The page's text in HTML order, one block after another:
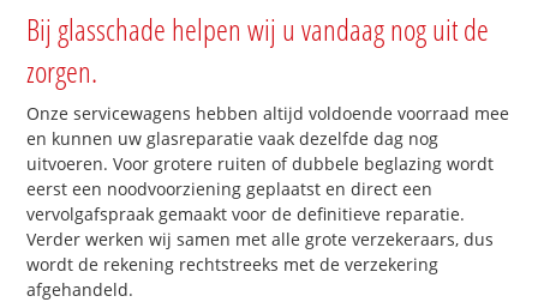
Bij glasschade helpen wij u vandaag nog uit de
zorgen.
Onze servicewagens hebben altijd voldoende voorraad mee
en kunnen uw glasreparatie vaak dezelfde dag nog
uitvoeren. Voor grotere ruiten of dubbele beglazing wordt
eerst een noodvoorziening geplaatst en direct een
vervolgafspraak gemaakt voor de definitieve reparatie.
Verder werken wij samen met alle grote verzekeraars, dus
wordt de rekening rechtstreeks met de verzekering
afgehandeld.